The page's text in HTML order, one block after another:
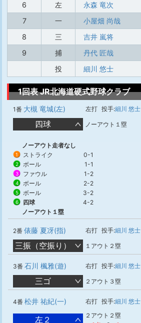
6
左 永森 竜次
7
一 小屋畑 尚哉
8
三 吉井 嵐将
9
捕 丹代 匠哉
投
細川 悠士
1回表 JR北海道硬式野球クラブ
1番 大槻 竜城(左) 左打 投手:細川 悠士
四球 ノーアウト１塁
ノーアウト走者なし
1 ストライク 0-1
2 ボール 1-1
3 ファウル 1-2
4 ボール 2-2
5 ボール 3-2
6 四球
4-2
ノーアウト１塁
2番 俵藤 夏冴(指) 右打 投手:細川 悠士
三振（空振り） １アウト２塁
3番 石川 楓雅(遊) 右打 投手:細川 悠士
三ゴ ２アウト３塁
4番 松井 祐紀(一) 右打 投手:細川 悠士
左２
２アウト２塁